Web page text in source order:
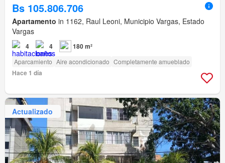
Bs 105.806.706
Apartamento in 1162, Raul Leoni, Municipio Vargas, Estado
Vargas
4 4 180 m²
Aparcamiento Aire acondicionado Completamente amueblado
Hace 1 día
Actualizado